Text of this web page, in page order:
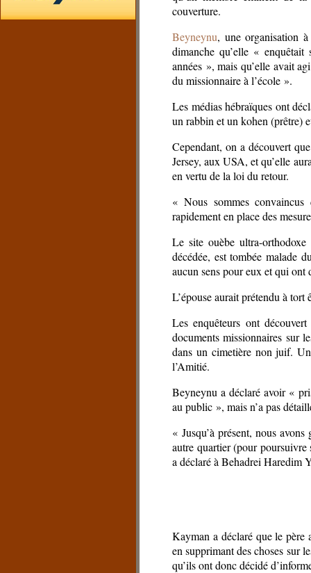
couverture.
Beyneynu, une organisation
dimanche qu’elle «
années », mais qu’elle avait
du missionnaire à l’école ».
Les médias hébraïques ont
un rabbin et un kohen (prêtre)
Cependant, on a découvert
Jersey, aux USA, et qu’elle
en vertu de la loi du retour.
« Nous sommes
rapidement en place des
Le site ouèbe ultra-
décédée, est tombée malade
aucun sens pour eux et qui ont
L’épouse aurait prétendu à
Les enquêteurs ont
documents missionnaires sur
dans un cimetière non juif.
l’Amitié.
Beyneynu a déclaré avoir «
au public », mais n’a pas
« Jusqu’à présent, nous
autre quartier (pour
a déclaré à Behadrei Haredim
Kayman a déclaré que le père
en supprimant des choses sur
qu’ils ont donc décidé